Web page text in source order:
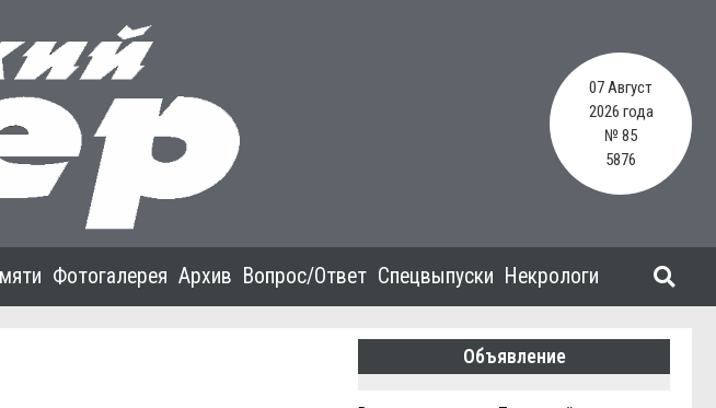
07 Август
2026 года
№ 85
5876
Фотогалерея Архив Вопрос/Ответ Спецвыпуски Некрологи
Объявление